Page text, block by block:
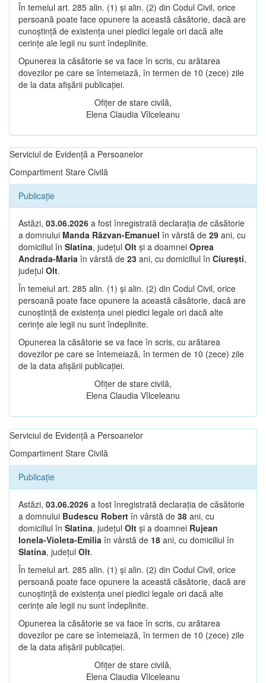
În temeiul art. 285 alin. (1) și alin. (2) din Codul Civil, orice
persoană poate face opunere la această căsătorie, dacă are
cunoștință de existența unei piedici legale ori dacă alte
cerințe ale legii nu sunt îndeplinite.
Opunerea la căsătorie se va face în scris, cu arătarea
dovezilor pe care se întemeiază, în termen de 10 (zece) zile
de la data afișării publicației.
Ofițer de stare civilă,
Elena Claudia Vîlceleanu
Serviciul de Evidență a Persoanelor
Compartiment Stare Civilă
Publicație
Astăzi, 03.06.2026 a fost înregistrată declarația de căsătorie
a domnului Manda Răzvan-Emanuel în vârstă de 29 ani, cu
domiciliul în Slatina, județul Olt și a doamnei Oprea
Andrada-Maria în vârstă de 23 ani, cu domiciliul în Ciurești,
județul Olt.
În temeiul art. 285 alin. (1) și alin. (2) din Codul Civil, orice
persoană poate face opunere la această căsătorie, dacă are
cunoștință de existența unei piedici legale ori dacă alte
cerințe ale legii nu sunt îndeplinite.
Opunerea la căsătorie se va face în scris, cu arătarea
dovezilor pe care se întemeiază, în termen de 10 (zece) zile
de la data afișării publicației.
Ofițer de stare civilă,
Elena Claudia Vîlceleanu
Serviciul de Evidență a Persoanelor
Compartiment Stare Civilă
Publicație
Astăzi, 03.06.2026 a fost înregistrată declarația de căsătorie
a domnului Budescu Robert în vârstă de 38 ani, cu
domiciliul în Slatina, județul Olt și a doamnei Rujean
Ionela-Violeta-Emilia în vârstă de 18 ani, cu domiciliul în
Slatina, județul Olt.
În temeiul art. 285 alin. (1) și alin. (2) din Codul Civil, orice
persoană poate face opunere la această căsătorie, dacă are
cunoștință de existența unei piedici legale ori dacă alte
cerințe ale legii nu sunt îndeplinite.
Opunerea la căsătorie se va face în scris, cu arătarea
dovezilor pe care se întemeiază, în termen de 10 (zece) zile
de la data afișării publicației.
Ofițer de stare civilă,
Elena Claudia Vîlceleanu